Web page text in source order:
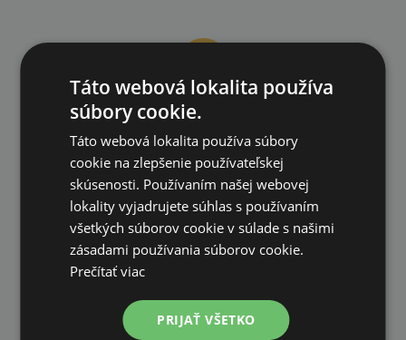
DOPRAVA ZDARMA
na všetky objednávky od 200€ vrátane DPH.
99 % produktov držíme priamo skladom
Táto webová lokalita používa
súbory cookie.
Táto webová lokalita používa súbory
cookie na zlepšenie používateľskej
skúsenosti. Používaním našej webovej
lokality vyjadrujete súhlas s používaním
všetkých súborov cookie v súlade s našimi
zásadami používania súborov cookie.
Prečítať viac
PRIJAŤ VŠETKO